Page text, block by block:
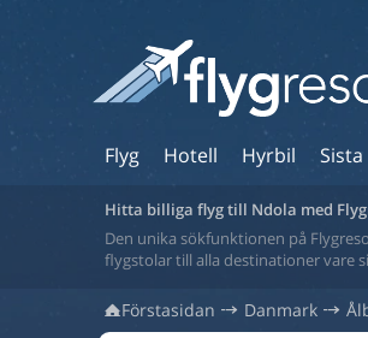
Flyg Hotell Hyrbil
Hitta billiga flyg till Ndola med
Den unika sökfunktionen på
flygstolar till alla destinationer vare
Förstasidan Danmark